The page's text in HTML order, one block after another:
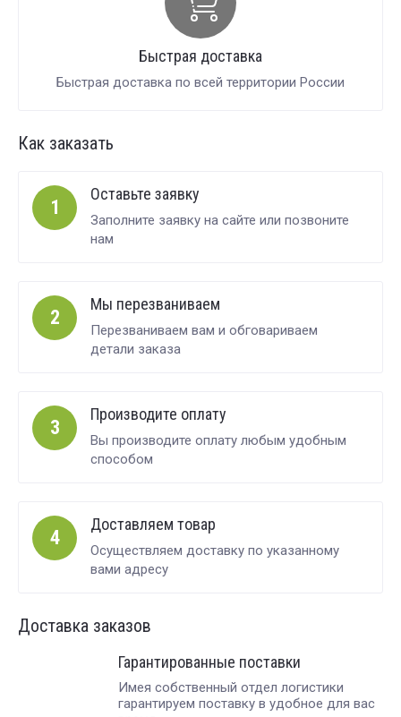
Быстрая доставка
Быстрая доставка по всей территории России
Как заказать
1
Оставьте заявку
Заполните заявку на сайте или позвоните
нам
2
Мы перезваниваем
Перезваниваем вам и обговариваем
детали заказа
3
Производите оплату
Вы производите оплату любым удобным
способом
4
Доставляем товар
Осуществляем доставку по указанному
вами адресу
Доставка заказов
Гарантированные поставки
Имея собственный отдел логистики
гарантируем поставку в удобное для вас